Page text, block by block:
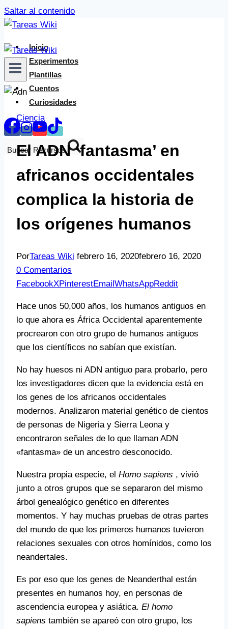
Saltar al contenido
Inicio
Experimentos
Plantillas
Cuentos
Curiosidades
Buscar Recursos
Ciencia
El ADN ‘fantasma’ en
africanos occidentales
complica la historia de
los orígenes humanos
PorTareas Wiki febrero 16, 2020febrero 16, 2020
0 Comentarios
FacebookXPinterestEmailWhatsAppReddit
Hace unos 50,000 años, los humanos antiguos en
lo que ahora es África Occidental aparentemente
procrearon con otro grupo de humanos antiguos
que los científicos no sabían que existían.
No hay huesos ni ADN antiguo para probarlo, pero
los investigadores dicen que la evidencia está en
los genes de los africanos occidentales
modernos. Analizaron material genético de cientos
de personas de Nigeria y Sierra Leona y
encontraron señales de lo que llaman ADN
«fantasma» de un ancestro desconocido.
Nuestra propia especie, el Homo sapiens , vivió
junto a otros grupos que se separaron del mismo
árbol genealógico genético en diferentes
momentos. Y hay muchas pruebas de otras partes
del mundo de que los primeros humanos tuvieron
relaciones sexuales con otros homínidos, como los
neandertales.
Es por eso que los genes de Neanderthal están
presentes en humanos hoy, en personas de
ascendencia europea y asiática. El homo
sapiens también se apareó con otro grupo, los